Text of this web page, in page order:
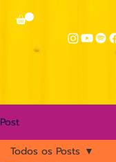
Post
Todos os Posts